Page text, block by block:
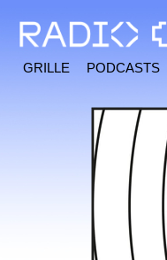
Grille Podcasts